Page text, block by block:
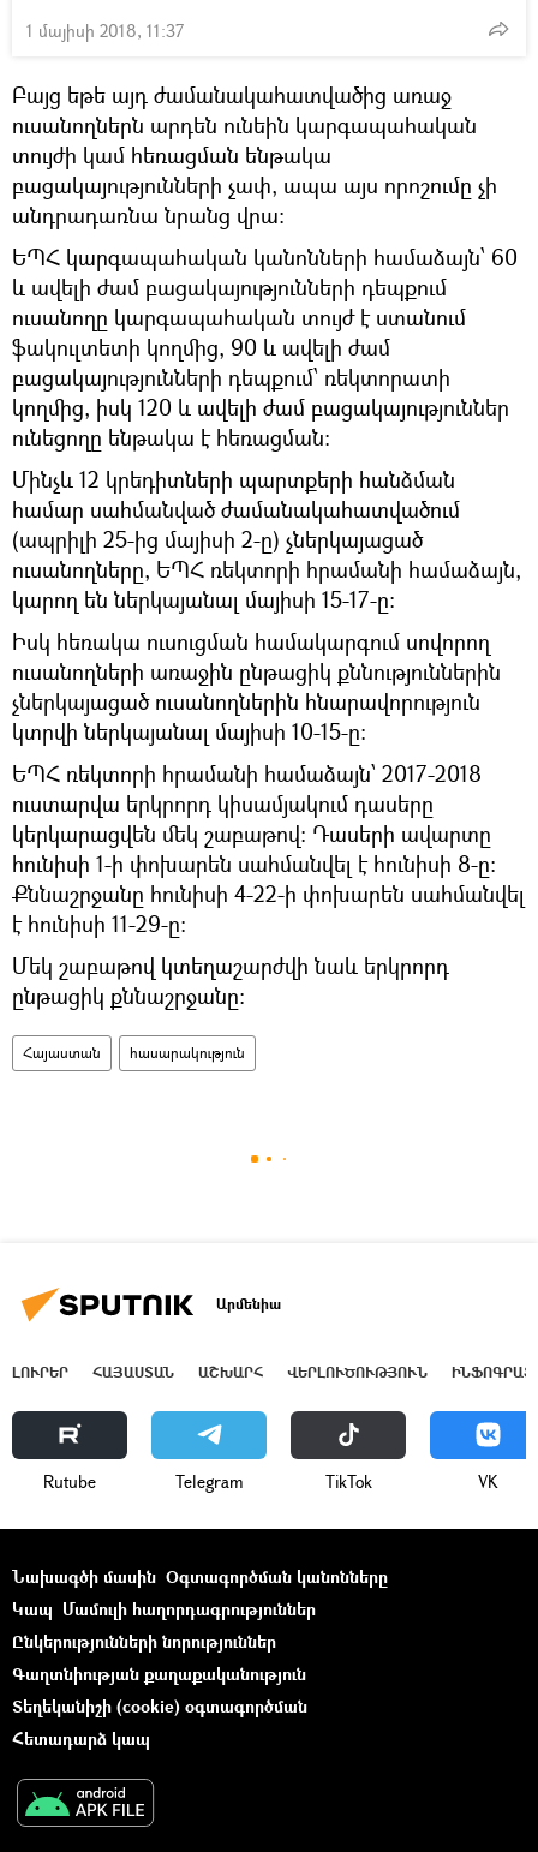
1 մայիսի 2018, 11:37
Բայց եթե այդ ժամանակահատվածից առաջ
ուսանողներն արդեն ունեին կարգապահական
տույժի կամ հեռացման ենթակա
բացակայությունների չափ, ապա այս որոշումը չի
անդրադառնա նրանց վրա:
ԵՊՀ կարգապահական կանոնների համաձայն՝ 60
և ավելի ժամ բացակայությունների դեպքում
ուսանողը կարգապահական տույժ է ստանում
ֆակուլտետի կողմից, 90 և ավելի ժամ
բացակայությունների դեպքում՝ ռեկտորատի
կողմից, իսկ 120 և ավելի ժամ բացակայություններ
ունեցողը ենթակա է հեռացման:
Մինչև 12 կրեդիտների պարտքերի հանձման
համար սահմանված ժամանակահատվածում
(ապրիլի 25-ից մայիսի 2-ը) չներկայացած
ուսանողները, ԵՊՀ ռեկտորի հրամանի համաձայն,
կարող են ներկայանալ մայիսի 15-17-ը:
Իսկ հեռակա ուսուցման համակարգում սովորող
ուսանողների առաջին ընթացիկ քննություններին
չներկայացած ուսանողներին հնարավորություն
կտրվի ներկայանալ մայիսի 10-15-ը:
ԵՊՀ ռեկտորի հրամանի համաձայն՝ 2017-2018
ուստարվա երկրորդ կիսամյակում դասերը
կերկարացվեն մեկ շաբաթով: Դասերի ավարտը
հունիսի 1-ի փոխարեն սահմանվել է հունիսի 8-ը:
Քննաշրջանը հունիսի 4-22-ի փոխարեն սահմանվել
է հունիսի 11-29-ը:
Մեկ շաբաթով կտեղաշարժվի նաև երկրորդ
ընթացիկ քննաշրջանը:
Հայաստան հասարակություն
Արմենիա
ԼՈՒՐԵՐ ՀԱՅԱՍՏԱՆ ԱՇԽԱՐՀ ՎԵՐԼՈՒԾՈՒԹՅՈՒՆ
Rutube Telegram ТikТоk VK
Նախագծի մասին Օգտագործման կանոնները
Կապ Մամուլի հաղորդագրություններ
Ընկերությունների նորություններ
Գաղտնիության քաղաքականություն
Տեղեկանիշի (cookie) օգտագործման
Հետադարձ կապ